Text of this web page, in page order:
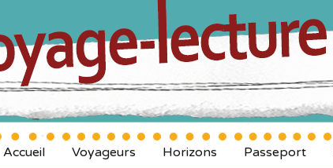
Accueil Voyageurs Horizons Passeport